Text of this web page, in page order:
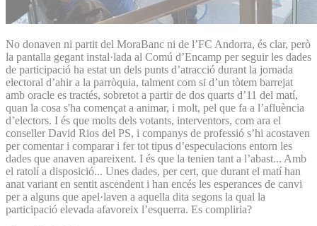
No donaven ni partit del MoraBanc ni de l’FC Andorra, és clar, però
la pantalla gegant instal·lada al Comú d’Encamp per seguir les dades
de participació ha estat un dels punts d’atracció durant la jornada
electoral d’ahir a la parròquia, talment com si d’un tòtem barrejat
amb oracle es tractés, sobretot a partir de dos quarts d’11 del matí,
quan la cosa s'ha començat a animar, i molt, pel que fa a l’afluència
d’electors. I és que molts dels votants, interventors, com ara el
conseller David Rios del PS, i companys de professió s’hi acostaven
per comentar i comparar i fer tot tipus d’especulacions entorn les
dades que anaven apareixent. I és que la tenien tant a l’abast... Amb
el ratolí a disposició... Unes dades, per cert, que durant el matí han
anat variant en sentit ascendent i han encés les esperances de canvi
per a alguns que apel·laven a aquella dita segons la qual la
participació elevada afavoreix l’esquerra. Es compliria?